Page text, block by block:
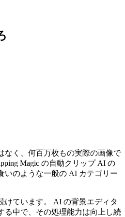
なく、何百万枚もの実際の画像で
Magic の自動クリップ AI の
いのような一般の AI カテゴリー
けています。 AI の背景エディタ
る中で、その処理能力は向上し続